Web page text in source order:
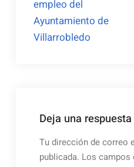
empleo del
Ayuntamiento de
Villarrobledo
Deja una respuesta
Tu dirección de correo
publicada. Los